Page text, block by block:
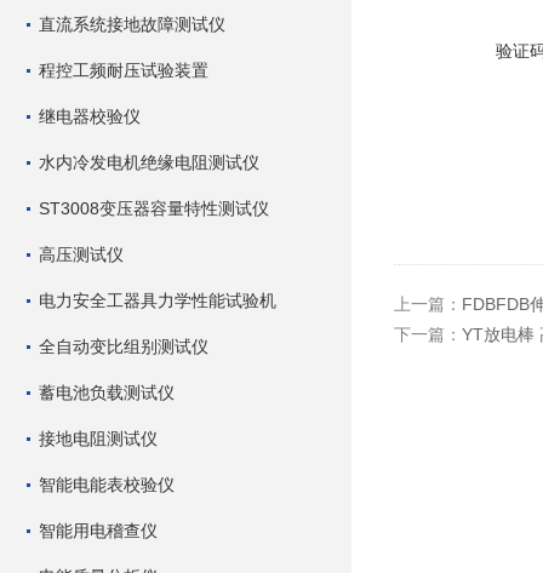
直流系统接地故障测试仪
程控工频耐压试验装置
继电器校验仪
水内冷发电机绝缘电阻测试仪
ST3008变压器容量特性测试仪
高压测试仪
电力安全工器具力学性能试验机
全自动变比组别测试仪
蓄电池负载测试仪
接地电阻测试仪
智能电能表校验仪
智能用电稽查仪
验证
上一篇： FDBFDB
下一篇： YT放电棒